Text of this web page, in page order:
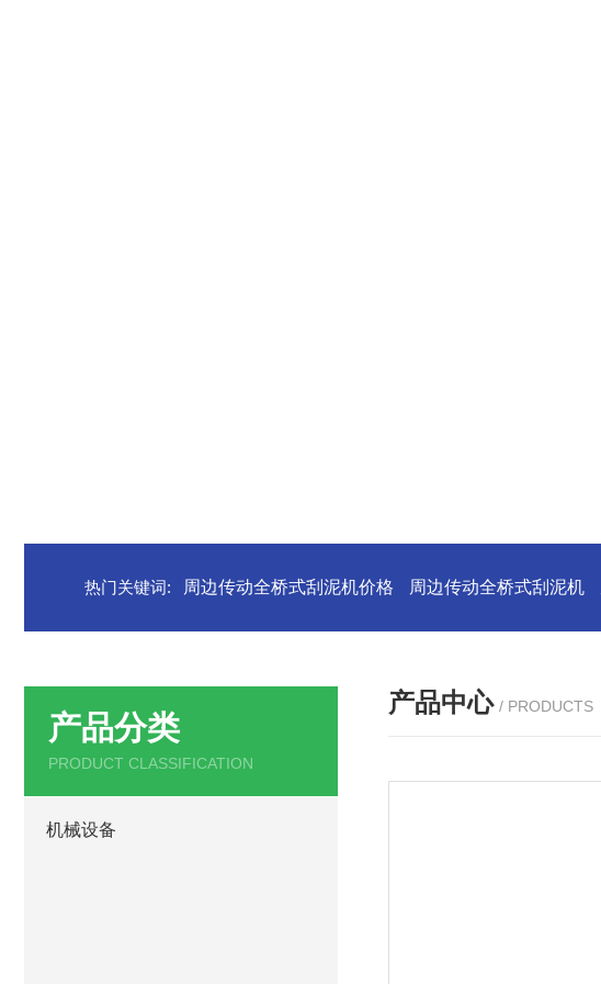
热门关键词: 周边传动全桥式刮泥机价格 周边传动全桥式刮泥机
产品分类
PRODUCT CLASSIFICATION
机械设备
产品中心 / PRODUCTS